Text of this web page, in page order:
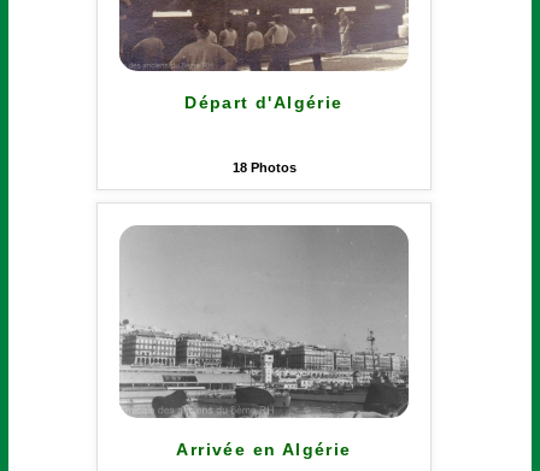
Départ d'Algérie
18Photos
Arrivée en Algérie